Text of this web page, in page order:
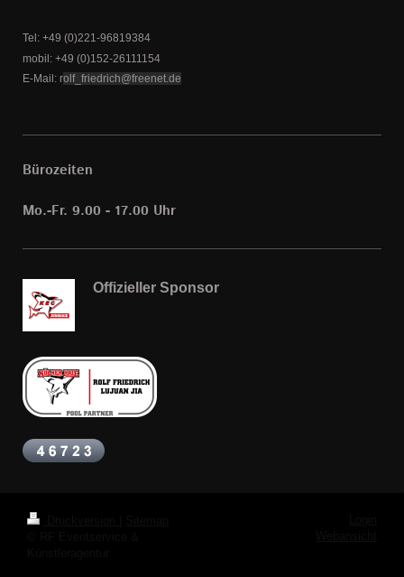
Tel: +49 (0)221-96819384
mobil: +49 (0)152-26111154
E-Mail: rolf_friedrich@freenet.de
Bürozeiten
Mo.-Fr. 9.00 - 17.00 Uhr
Offizieller Sponsor